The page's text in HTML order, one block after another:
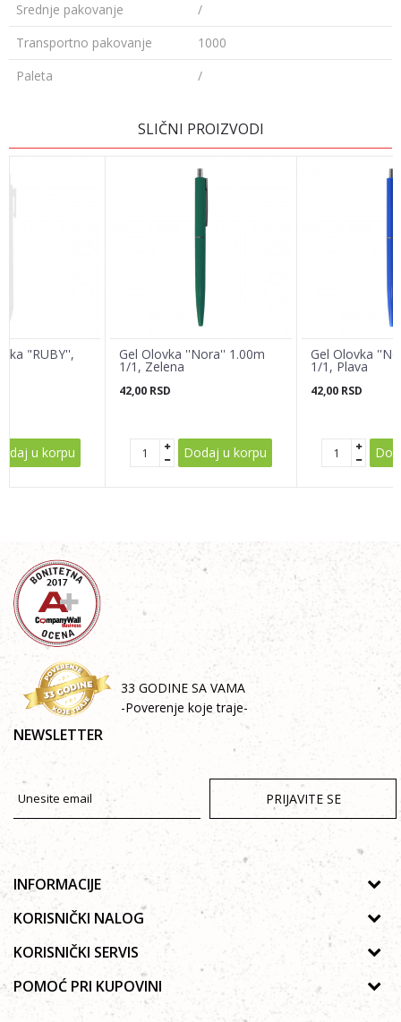
Srednje pakovanje
/
Transportno pakovanje
1000
Paleta
/
POŠALJI
SLIČNI PROIZVODI
"RUBY'',
u korpu
Gel Olovka ''Nora'' 1.00m
1/1, Zelena
42,00 RSD
Dodaj u korpu
Gel Olovka
1/1, Plava
42,00 RSD
33 GODINE SA VAMA
-Poverenje koje traje-
NEWSLETTER
PRIJAVITE SE
INFORMACIJE
O nama
Galerija
Saradnja
KORISNIČKI NALOG
Uputsvo za registraciju
Zaboravljena lozinka
Moja korpa
KORISNIČKI SERVIS
Politika privatnosti
Autorska prava
POMOĆ PRI KUPOVINI
Kako kupiti Online